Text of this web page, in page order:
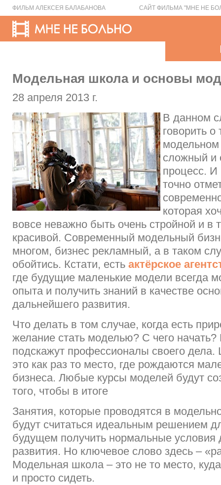
ФИЛЬМ АЛЕКСЕЯ БАЛАБАНОВА САЙТ ФИЛЬМА "МНЕ НЕ
Модельная школа и основы
28 апреля 2013 г.
В данном
говорить о
модельном
сложный и
процесс.
точно
которая
вовсе неважно быть очень стройной и в
красивой. Современный модельный
многом, бизнес рекламный, а в таком
обойтись. Кстати, есть актёрское
где будущие маленькие модели всегда
опыта и получить знаний в качестве
дальнейшего развития.
Что делать в том случае, когда есть
желание стать моделью? С чего
подскажут профессионалы своего
это как раз то место, где рождаются
бизнеса. Любые курсы моделей будут
того, чтобы в итоге
Занятия, которые проводятся в
будут считаться идеальным решением
будущем получить нормальные условия
развития. Но ключевое слово здесь –
Модельная школа – это не то место,
и просто сидеть.